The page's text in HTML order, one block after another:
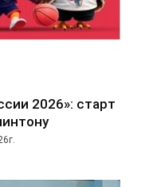
2026»: старт